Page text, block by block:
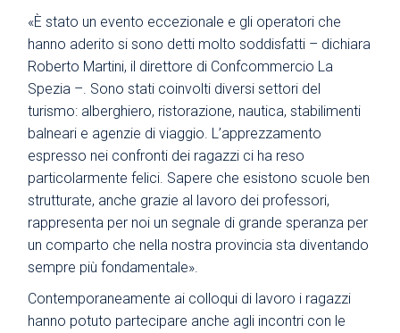
«È stato un evento eccezionale e gli operatori che
hanno aderito si sono detti molto soddisfatti – dichiara
Roberto Martini, il direttore di Confcommercio La
Spezia –. Sono stati coinvolti diversi settori del
turismo: alberghiero, ristorazione, nautica, stabilimenti
balneari e agenzie di viaggio. L’apprezzamento
espresso nei confronti dei ragazzi ci ha reso
particolarmente felici. Sapere che esistono scuole ben
strutturate, anche grazie al lavoro dei professori,
rappresenta per noi un segnale di grande speranza per
un comparto che nella nostra provincia sta diventando
sempre più fondamentale».
Contemporaneamente ai colloqui di lavoro i ragazzi
hanno potuto partecipare anche agli incontri con le